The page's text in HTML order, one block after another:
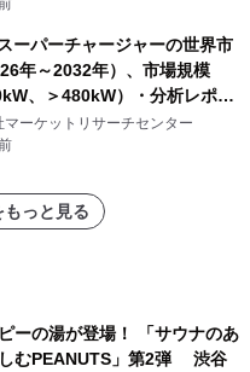
ダー）・分析レポートを発表
ーパーチャージャーの世界市
年～2032年）、市場規模
、＞480kW）・分析レポー
マーケットリサーチセンター
もっと見る
ーの湯が登場！ 「サウナのあ
むPEANUTS」第2弾 渋谷